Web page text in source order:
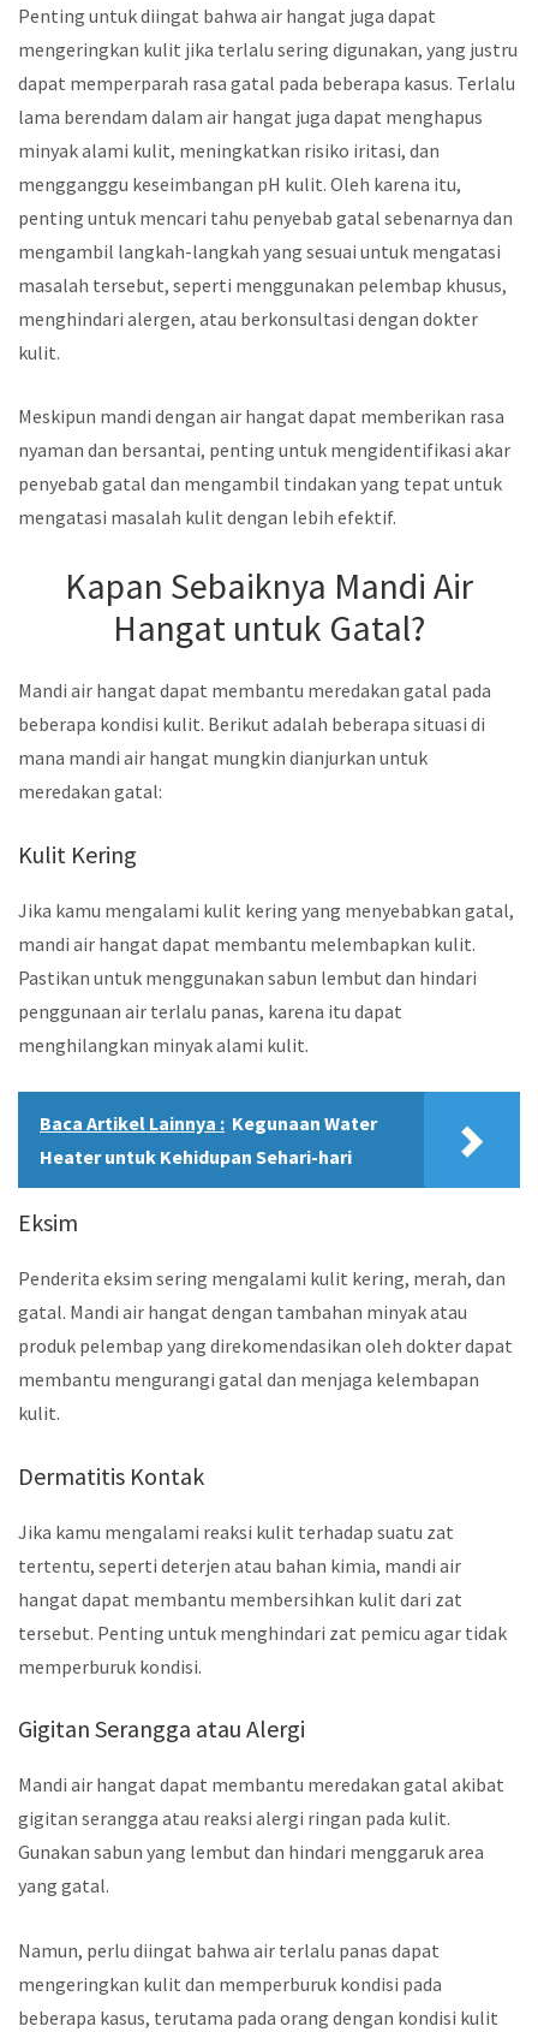
Penting untuk diingat bahwa air hangat juga dapat
mengeringkan kulit jika terlalu sering digunakan, yang justru
dapat memperparah rasa gatal pada beberapa kasus. Terlalu
lama berendam dalam air hangat juga dapat menghapus
minyak alami kulit, meningkatkan risiko iritasi, dan
mengganggu keseimbangan pH kulit. Oleh karena itu,
penting untuk mencari tahu penyebab gatal sebenarnya dan
mengambil langkah-langkah yang sesuai untuk mengatasi
masalah tersebut, seperti menggunakan pelembap khusus,
menghindari alergen, atau berkonsultasi dengan dokter
kulit.
Meskipun mandi dengan air hangat dapat memberikan rasa
nyaman dan bersantai, penting untuk mengidentifikasi akar
penyebab gatal dan mengambil tindakan yang tepat untuk
mengatasi masalah kulit dengan lebih efektif.
Kapan Sebaiknya Mandi Air
Hangat untuk Gatal?
Mandi air hangat dapat membantu meredakan gatal pada
beberapa kondisi kulit. Berikut adalah beberapa situasi di
mana mandi air hangat mungkin dianjurkan untuk
meredakan gatal:
Kulit Kering
Jika kamu mengalami kulit kering yang menyebabkan gatal,
mandi air hangat dapat membantu melembapkan kulit.
Pastikan untuk menggunakan sabun lembut dan hindari
penggunaan air terlalu panas, karena itu dapat
menghilangkan minyak alami kulit.
Baca Artikel Lainnya : Kegunaan Water
Heater untuk Kehidupan Sehari-hari
Eksim
Penderita eksim sering mengalami kulit kering, merah, dan
gatal. Mandi air hangat dengan tambahan minyak atau
produk pelembap yang direkomendasikan oleh dokter dapat
membantu mengurangi gatal dan menjaga kelembapan
kulit.
Dermatitis Kontak
Jika kamu mengalami reaksi kulit terhadap suatu zat
tertentu, seperti deterjen atau bahan kimia, mandi air
hangat dapat membantu membersihkan kulit dari zat
tersebut. Penting untuk menghindari zat pemicu agar tidak
memperburuk kondisi.
Gigitan Serangga atau Alergi
Mandi air hangat dapat membantu meredakan gatal akibat
gigitan serangga atau reaksi alergi ringan pada kulit.
Gunakan sabun yang lembut dan hindari menggaruk area
yang gatal.
Namun, perlu diingat bahwa air terlalu panas dapat
mengeringkan kulit dan memperburuk kondisi pada
beberapa kasus, terutama pada orang dengan kondisi kulit